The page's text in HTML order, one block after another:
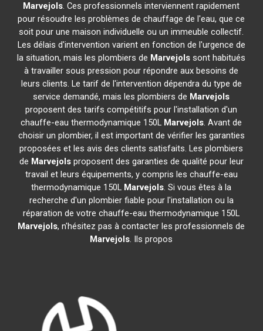
Marvejols. Ces professionnels interviennent rapidement
pour résoudre les problèmes de chauffage de l'eau, que ce
soit pour une maison individuelle ou un immeuble collectif.
Les délais d'intervention varient en fonction de l'urgence de
la situation, mais les plombiers de Marvejols sont habitués
à travailler sous pression pour répondre aux besoins de
leurs clients. Le tarif de l'intervention dépendra du type de
service demandé, mais les plombiers de Marvejols
proposent des tarifs compétitifs pour l'installation d'un
chauffe-eau thermodynamique 150L Marvejols. Avant de
choisir un plombier, il est important de vérifier les garanties
proposées et les avis des clients satisfaits. Les plombiers
de Marvejolsproposent des garanties de qualité pour leur
travail et leurs équipements, y compris les chauffe-eau
thermodynamique 150L Marvejols. Si vous êtes à la
recherche d'un plombier fiable pour l'installation ou la
réparation de votre chauffe-eau thermodynamique 150L
Marvejols, n'hésitez pas à contacter les professionnels de
Marvejols. Ils propos